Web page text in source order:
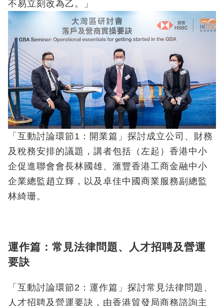
不易立刻改為乙。」
「互動討論環節1：開業篇」探討成立公司、財務
及稅務安排的議題，講者包括（左起）香港中小
企促進聯會會長林國雄、滙豐香港工商金融中小
企業總監趙立輝，以及卓佳中國商業服務副總監
林綺珊。
運作篇：常見法律問題、人才招聘及營運
要訣
「互動討論環節2：運作篇」探討常見法律問題、
人才招聘及營運要訣，由香港貿發局商務諮詢主